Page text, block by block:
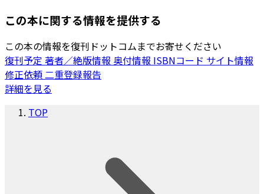
この本に関する情報を提供する
この本の情報を復刊ドットコムまでお寄せください
復刊予定 著者／絶版情報 奥付情報 ISBNコード サイト情報
修正依頼二重登録報告
詳細を見る
TOP